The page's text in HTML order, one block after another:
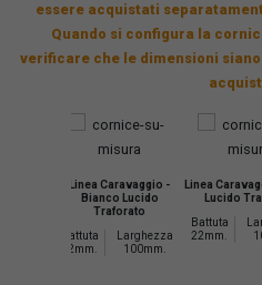
essere acquistati
Quando si configura la
verificare che le dimensioni